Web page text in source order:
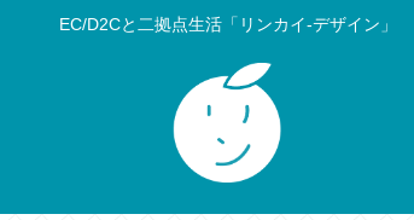
EC/D2Cと二拠点生活「リンカイ-デザイン」